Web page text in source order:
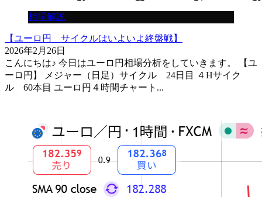
相場解説
【ユーロ円 サイクルはいよいよ終盤戦】
2026年2月26日
こんにちは♪ 今日はユーロ円相場分析をしていきます。 【ユ
ーロ円】 メジャー（日足）サイクル 24日目 ４Hサイク
ル 60本目 ユーロ円４時間チャート...